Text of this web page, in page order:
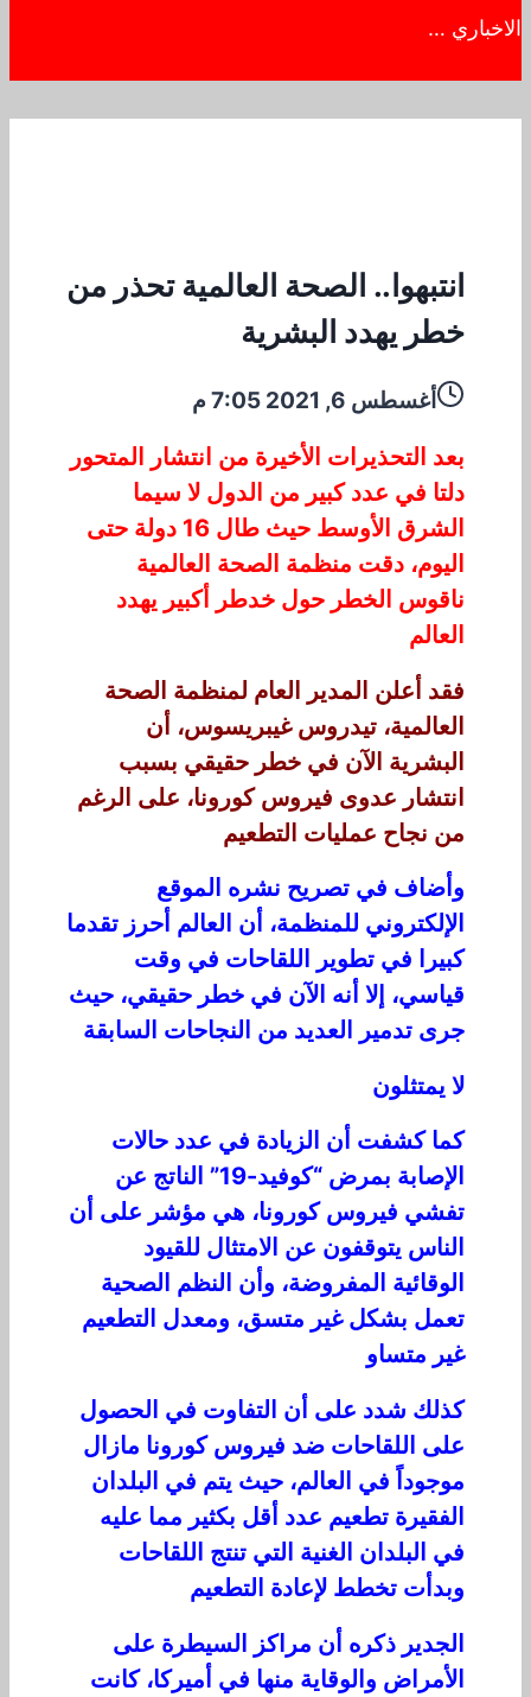
الاخباري …
انتبهوا.. الصحة العالمية تحذر من
خطر يهدد البشرية
أغسطس 6, 2021 7:05 م
بعد التحذيرات الأخيرة من انتشار المتحور
دلتا في عدد كبير من الدول لا سيما
الشرق الأوسط حيث طال 16 دولة حتى
اليوم، دقت منظمة الصحة العالمية
ناقوس الخطر حول خدطر أكبير يهدد
العالم
فقد أعلن المدير العام لمنظمة الصحة
العالمية، تيدروس غيبريسوس، أن
البشرية الآن في خطر حقيقي بسبب
انتشار عدوى فيروس كورونا، على الرغم
من نجاح عمليات التطعيم
وأضاف في تصريح نشره الموقع
الإلكتروني للمنظمة، أن العالم أحرز تقدما
كبيرا في تطوير اللقاحات في وقت
قياسي، إلا أنه الآن في خطر حقيقي، حيث
جرى تدمير العديد من النجاحات السابقة
لا يمتثلون
كما كشفت أن الزيادة في عدد حالات
الإصابة بمرض “كوفيد-19” الناتج عن
تفشي فيروس كورونا، هي مؤشر على أن
الناس يتوقفون عن الامتثال للقيود
الوقائية المفروضة، وأن النظم الصحية
تعمل بشكل غير متسق، ومعدل التطعيم
غير متساو
كذلك شدد على أن التفاوت في الحصول
على اللقاحات ضد فيروس كورونا مازال
موجوداً في العالم، حيث يتم في البلدان
الفقيرة تطعيم عدد أقل بكثير مما عليه
في البلدان الغنية التي تنتج اللقاحات
وبدأت تخطط لإعادة التطعيم
الجدير ذكره أن مراكز السيطرة على
الأمراض والوقاية منها في أميركا، كانت